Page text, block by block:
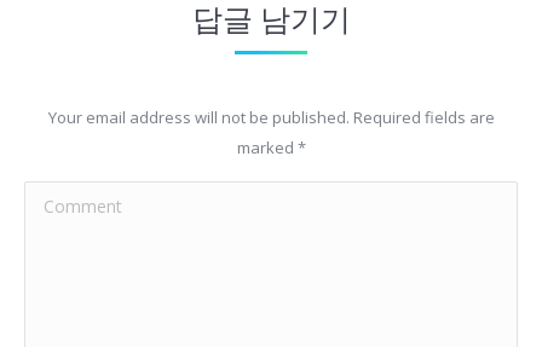
답글 남기기
Your email address will not be published. Required fields are
marked *
Comment